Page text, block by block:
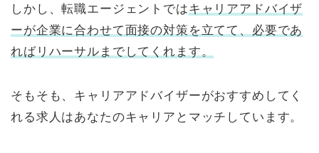
しかし、転職エージェントではキャリアアドバイザ
ーが企業に合わせて面接の対策を立てて、必要であ
ればリハーサルまでしてくれます。
そもそも、キャリアアドバイザーがおすすめしてく
れる求人はあなたのキャリアとマッチしています。